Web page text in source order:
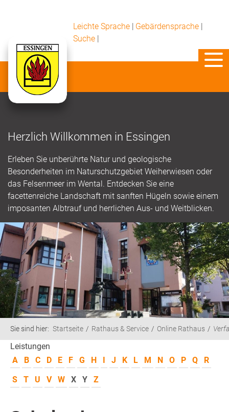
Leichte Sprache | Gebärdensprache |
Suche |
Herzlich Willkommen in Essingen
Erleben Sie unberührte Natur und geologische
Besonderheiten im Naturschutzgebiet Weiherwiesen oder
das Felsenmeer im Wental. Entdecken Sie eine
facettenreiche Landschaft mit sanften Hügeln sowie einem
imposanten Albtrauf und herrlichen Aus- und Weitblicken.
Sie sind hier: Startseite Rathaus & Service Online Rathaus
Leistungen
A
B C D E F G H I J K L M N O P Q
R
S
T U V W X Y Z